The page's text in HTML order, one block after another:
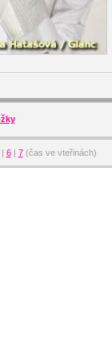
6| 7(čas ve vteřinách)